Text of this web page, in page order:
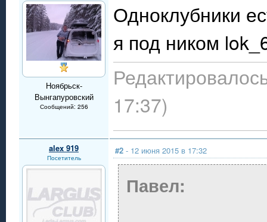
Ноябрьск-
Вынгапуровский
Сообщений: 256
Одноклубники
я под ником
17:37)
alex 919
Посетитель
#2 - 12 июня 2015 в 17:32
Павел: